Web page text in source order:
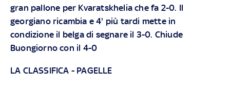
gran pallone per Kvaratskhelia che fa 2-0. Il
georgiano ricambia e 4' più tardi mette in
condizione il belga di segnare il 3-0. Chiude
Buongiorno con il 4-0
LA CLASSIFICA - PAGELLE